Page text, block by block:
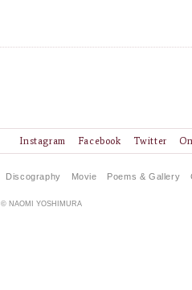
Twitter
Facebook
Instagram
Discography Movie Poems & Gallery
© NAOMI YOSHIMURA